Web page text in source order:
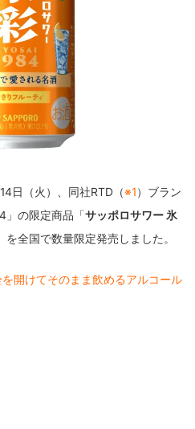
日（火）、同社RTD（※1）ブラン
」の限定商品「サッポロサワー 氷
」を全国で数量限定発売しました。
開けてそのまま飲めるアルコール